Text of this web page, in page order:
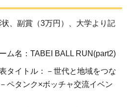
、副賞（3万円）、大学より記
ム名：TABEI BALL RUN(part2)
タイトル：－世代と地域をつな
ペタンク×ボッチャ交流イベン